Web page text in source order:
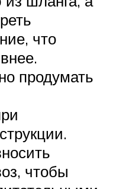
что
продумать
чтобы